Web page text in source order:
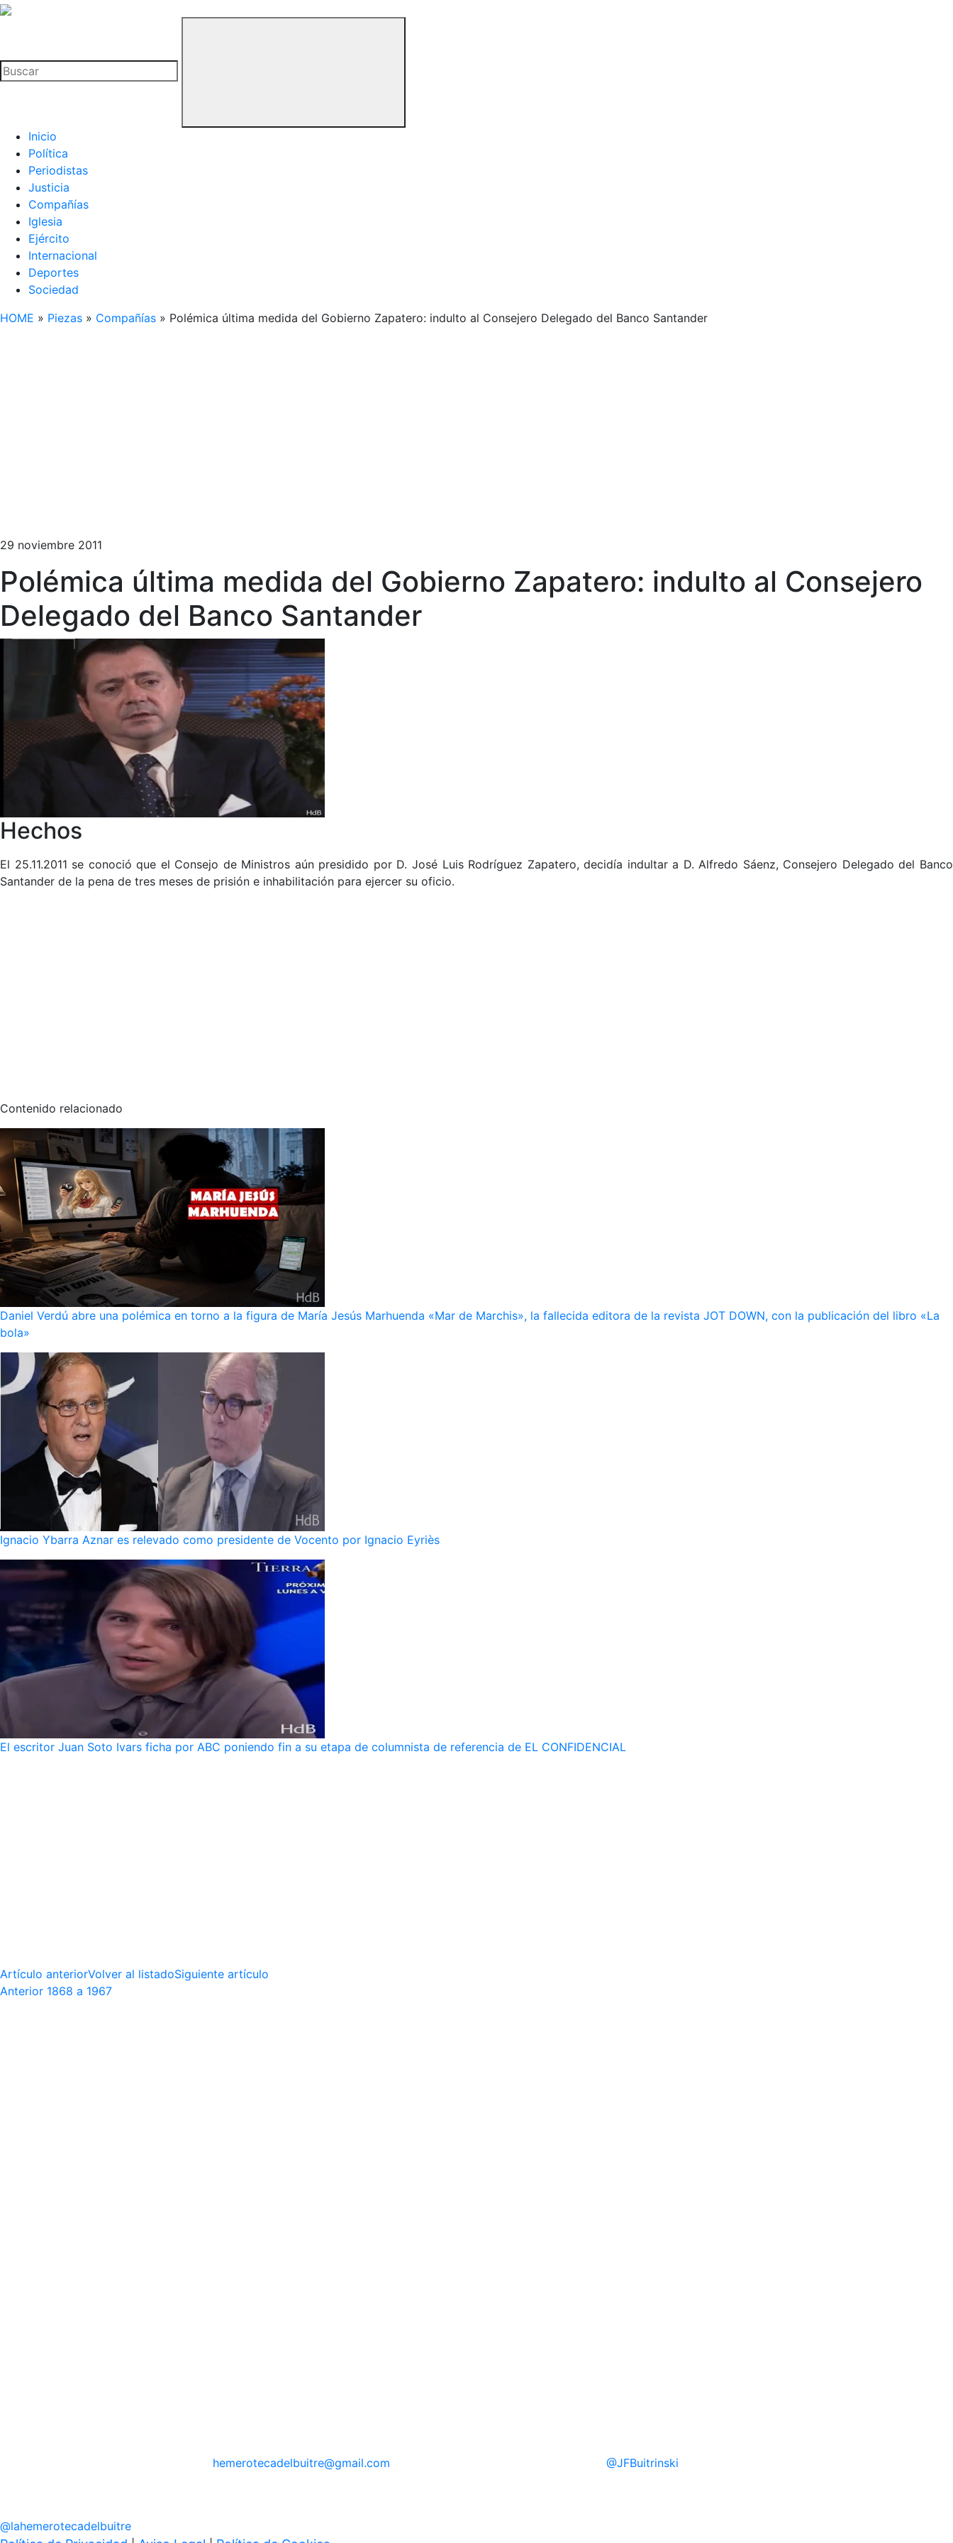
La
Buitre
Inicio
Política
Periodistas
Justicia
Compañías
Iglesia
Ejército
Internacional
Deportes
Sociedad
HOME » Piezas » Compañías » Polémica última medida del Gobierno Zapatero: indulto al Consejero Delegado del Banco Santander
29 noviembre 2011
Polémica última medida del Gobierno Zapatero: indulto al Consejero
Delegado del Banco Santander
Hechos
El 25.11.2011 se conoció que el Consejo de Ministros aún presidido por D. José Luis Rodríguez Zapatero, decidía indultar a D. Alfredo Sáenz, Consejero Delegado del Banco
Santander de la pena de tres meses de prisión e inhabilitación para ejercer su oficio.
Contenido relacionado
Daniel Verdú abre una polémica en torno a la figura de María Jesús Marhuenda «Mar de Marchis», la fallecida editora de la revista JOT DOWN, con la publicación del libro «La
bola»
Ignacio Ybarra Aznar es relevado como presidente de Vocento por Ignacio Eyriès
El escritor Juan Soto Ivars ficha por ABC poniendo fin a su etapa de columnista de referencia de EL CONFIDENCIAL
Artículo anteriorVolver al listadoSiguiente artículo
Anterior 1868 a 1967
hemerotecadelbuitre@gmail.com @JFBuitrinski
@lahemerotecadelbuitre